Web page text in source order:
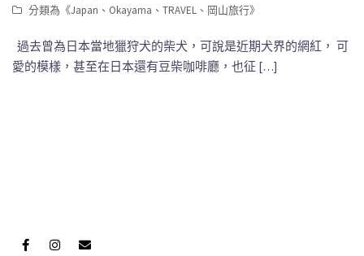
分類為《Japan 、 Okayama 、 TRAVEL 、 岡山旅行》
過去曾為日本當地獵狩犬的柴犬，可說是近期犬界的網紅， 可
愛的模樣，甚至在日本還有豆柴咖啡廳，也征 […]